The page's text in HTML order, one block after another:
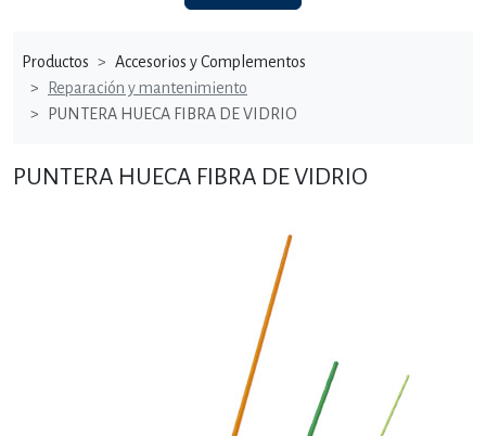
Productos
Accesorios y Complementos
Reparación y mantenimiento
PUNTERA HUECA FIBRA DE VIDRIO
PUNTERA HUECA FIBRA DE VIDRIO